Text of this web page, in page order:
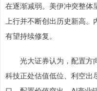
在逐渐减弱。美伊冲突整体
上行并不断创出历史新高。
有望持续修复。
光大证券认为，配置方
科技正处估值低位、利空出